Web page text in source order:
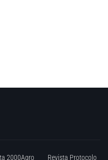
2000Agro Revista Protocolo